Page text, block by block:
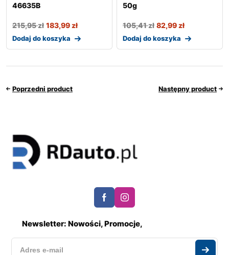
46635B
215,95zł 183,99zł
Dodaj do koszyka
50g
105,41zł 82,99zł
Dodaj do koszyka
Poprzedni product Następny product
Newsletter: Nowości, Promocje,